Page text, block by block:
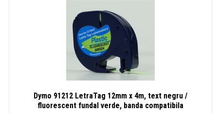
Dymo 91212 LetraTag 12mm x 4m, text negru /
fluorescent fundal verde, banda compatibila